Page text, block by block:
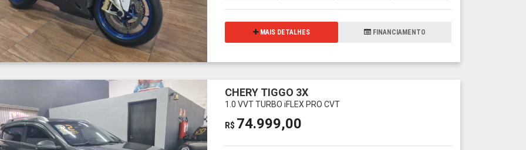
MAIS DETALHES FINANCIAMENTO
CHERY TIGGO 3X
1.0 VVT TURBO iFLEX PRO CVT
R$ 74.999,00